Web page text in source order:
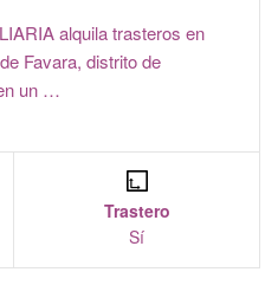
alquila trasteros en
Favara, distrito de
un …
Trastero
Sí